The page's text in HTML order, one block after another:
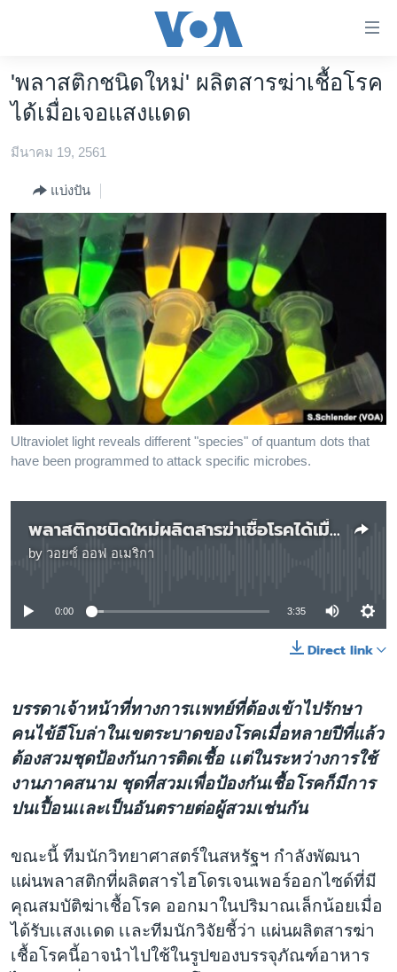
ต่อ
ข้าม
ไป
เนื้อหา
ไป
หน้า
หลัก
หน้าหลัก
โลก
เอเชีย
สหรัฐฯ
ไทย
ธุรกิจ
วิทยาศาสตร์
สังคมและสุขภาพ
ไลฟ์สไตล์
ตรวจสอบข่าว
เรียนรู้ภาษาอังกฤษ
พอดคาสต์
'พลาสติกชนิดใหม่' ผลิตสารฆ่าเชื้อโรค
ได้เมื่อเจอแสงแดด
มีนาคม 19, 2561
แบ่งปัน
Ultraviolet light reveals different "species" of quantum dots that
have been programmed to attack specific microbes.
พลาสติกชนิดใหม่ผลิตสารฆ่าเชื้อโรคได้เมื่อเจอแสงแดด
by วอยซ์ ออฟ อเมริกา
No media source currently available
0:00 3:35
Direct link
บรรดาเจ้าหน้าที่ทางการเเพทย์ที่ต้องเข้าไปรักษา
คนไข้อีโบล่าในเขตระบาดของโรคเมื่อหลายปีที่แล้ว
ต้องสวมชุดป้องกันการติดเชื้อ เเต่ในระหว่างการใช้
งานภาคสนาม ชุดที่สวมเพื่อป้องกันเชื้อโรคก็มีการ
ปนเปื้อนเเละเป็นอันตรายต่อผู้สวมเช่นกัน
ขณะนี้ ทีมนักวิทยาศาสตร์ในสหรัฐฯ กำลังพัฒนา
แผ่นพลาสติกที่ผลิตสารไฮโดรเจนเพอร์ออกไซด์ที่มี
คุณสมบัติฆ่าเชื้อโรค ออกมาในปริมาณเล็กน้อยเมื่อ
ได้รับเเสงเเดด เเละทีมนักวิจัยชี้ว่า แผ่นผลิตสารฆ่า
เชื้อโรคนี้อาจนำไปใช้ในรูปของบรรจุภัณฑ์อาหาร